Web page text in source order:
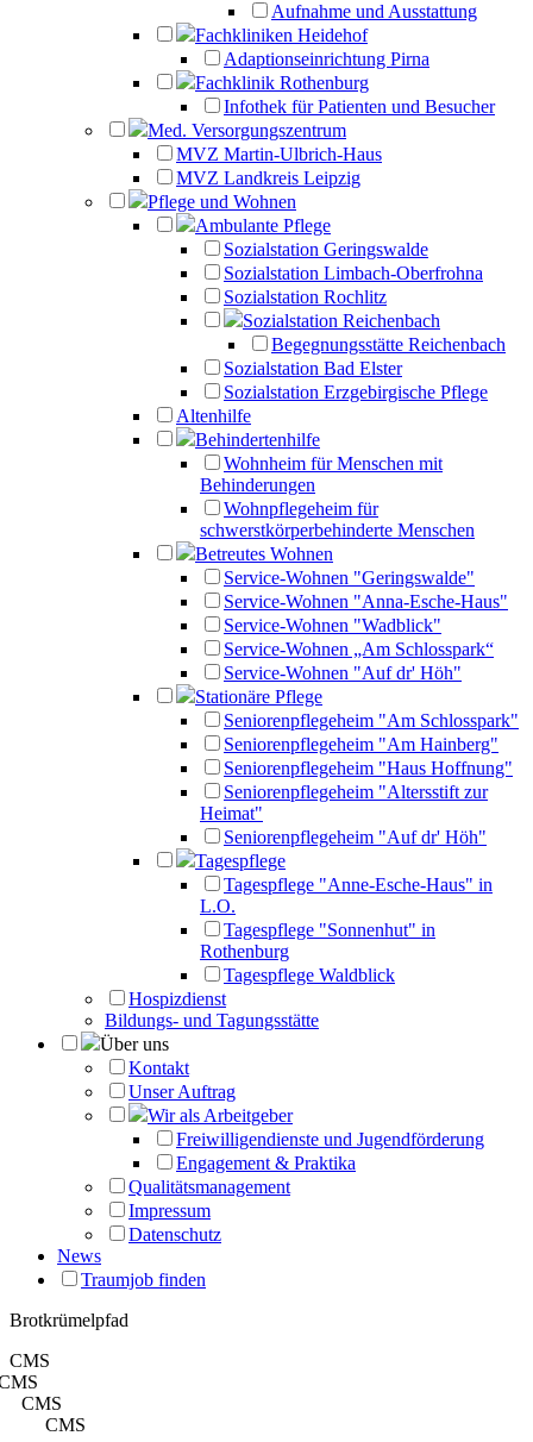
Aufnahme und Ausstattung
Fachkliniken Heidehof
Adaptionseinrichtung Pirna
Fachklinik Rothenburg
Infothek für Patienten und Besucher
Med. Versorgungszentrum
MVZ Martin-Ulbrich-Haus
MVZ Landkreis Leipzig
Pflege und Wohnen
Ambulante Pflege
Sozialstation Geringswalde
Sozialstation Limbach-Oberfrohna
Sozialstation Rochlitz
Sozialstation Reichenbach
Begegnungsstätte Reichenbach
Sozialstation Bad Elster
Sozialstation Erzgebirgische Pflege
Altenhilfe
Behindertenhilfe
Wohnheim für Menschen mit
Behinderungen
Wohnpflegeheim für
schwerstkörperbehinderte Menschen
Betreutes Wohnen
Service-Wohnen "Geringswalde"
Service-Wohnen "Anna-Esche-Haus"
Service-Wohnen "Wadblick"
Service-Wohnen „Am Schlosspark“
Service-Wohnen "Auf dr' Höh"
Stationäre Pflege
Seniorenpflegeheim "Am Schlosspark"
Seniorenpflegeheim "Am Hainberg"
Seniorenpflegeheim "Haus Hoffnung"
Seniorenpflegeheim "Altersstift zur
Heimat"
Seniorenpflegeheim "Auf dr' Höh"
Tagespflege
Tagespflege "Anne-Esche-Haus" in
L.O.
Tagespflege "Sonnenhut" in
Rothenburg
Tagespflege Waldblick
Hospizdienst
Bildungs- und Tagungsstätte
Über uns
Kontakt
Unser Auftrag
Wir als Arbeitgeber
Freiwilligendienste und Jugendförderung
Engagement & Praktika
Qualitätsmanagement
Impressum
Datenschutz
News
Traumjob finden
Brotkrümelpfad
CMS
CMS
CMS